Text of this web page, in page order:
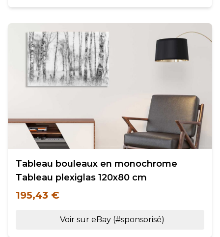
Tableau bouleaux en monochrome
Tableau plexiglas 120x80 cm
195,43 €
Voir sur eBay (#sponsorisé)